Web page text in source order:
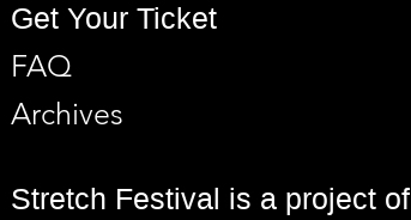
Get Your Ticket
FAQ
Archives
Stretch Festival is a project of